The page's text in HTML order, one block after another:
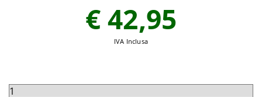
€ 42,95
IVA Inclusa
Seleziona